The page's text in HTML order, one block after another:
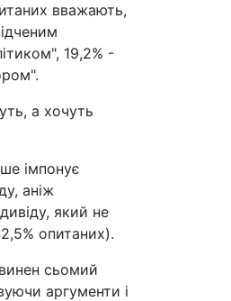
вважають,
19,2% -
а хочуть
імпонує
аніж
який не
опитаних).
сьомий
аргументи і